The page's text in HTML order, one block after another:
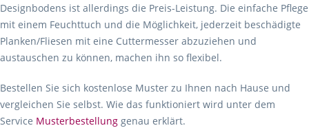
Designbodens ist allerdings die Preis-Leistung. Die einfache Pflege
mit einem Feuchttuch und die Möglichkeit, jederzeit beschädigte
Planken/Fliesen mit eine Cuttermesser abzuziehen und
austauschen zu können, machen ihn so flexibel.
Bestellen Sie sich kostenlose Muster zu Ihnen nach Hause und
vergleichen Sie selbst. Wie das funktioniert wird unter dem
Service Musterbestellung genau erklärt.